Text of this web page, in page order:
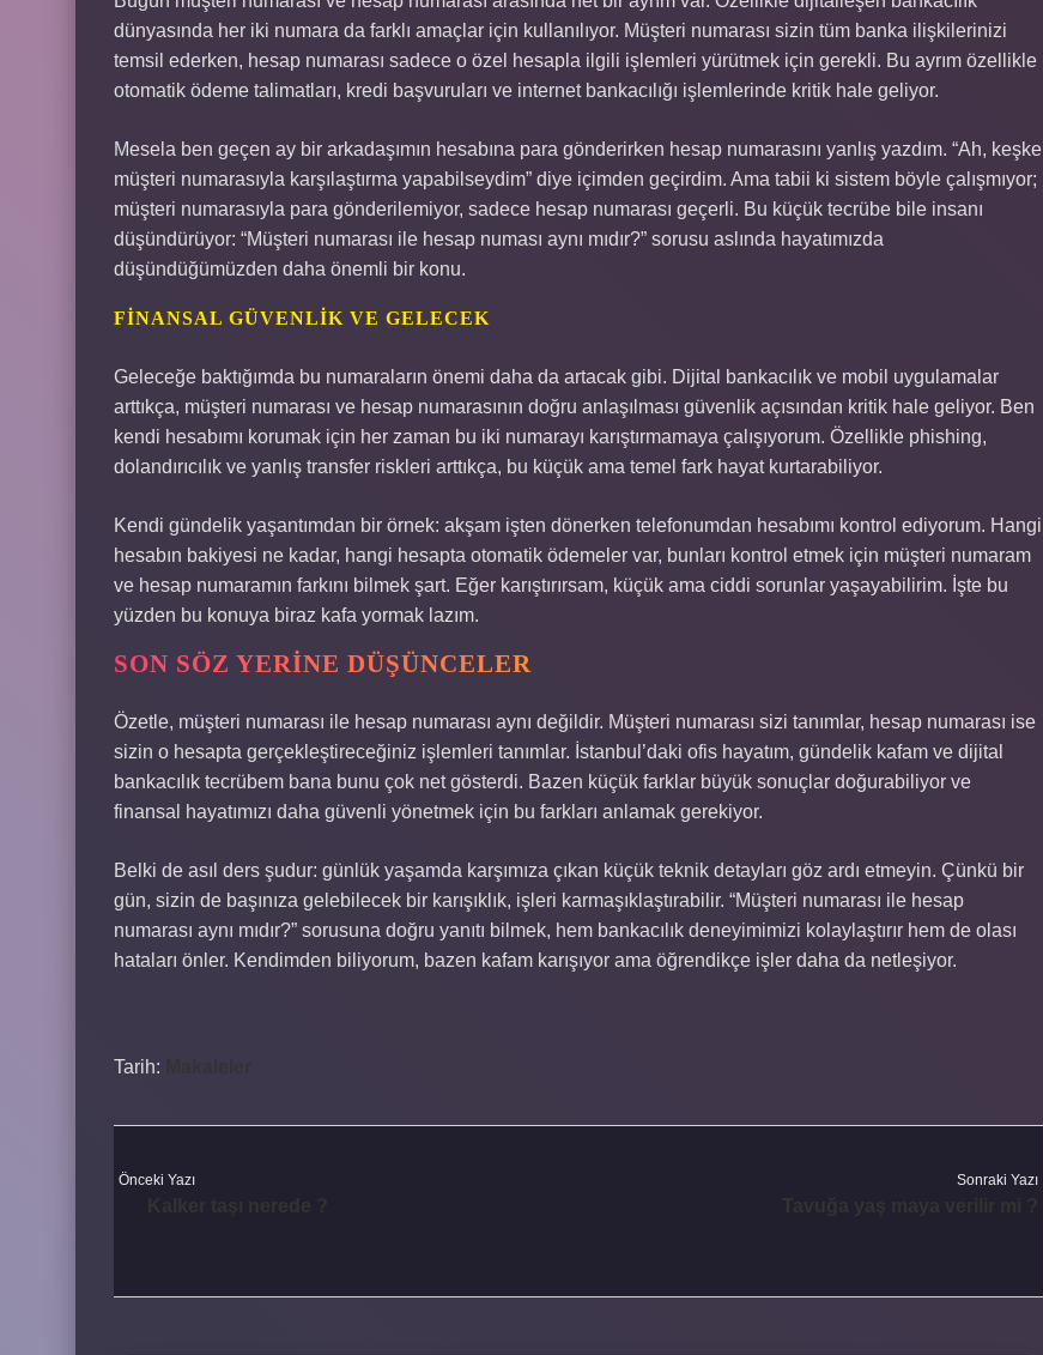
dünyasında her iki numara da farklı amaçlar için kullanılıyor. Müşteri numarası sizin tüm banka ilişkilerinizi
temsil ederken, hesap numarası sadece o özel hesapla ilgili işlemleri yürütmek için gerekli. Bu ayrım özellikle
otomatik ödeme talimatları, kredi başvuruları ve internet bankacılığı işlemlerinde kritik hale geliyor.
Mesela ben geçen ay bir arkadaşımın hesabına para gönderirken hesap numarasını yanlış yazdım. “Ah, keşke
müşteri numarasıyla karşılaştırma yapabilseydim” diye içimden geçirdim. Ama tabii ki sistem böyle çalışmıyor;
müşteri numarasıyla para gönderilemiyor, sadece hesap numarası geçerli. Bu küçük tecrübe bile insanı
düşündürüyor: “Müşteri numarası ile hesap numası aynı mıdır?” sorusu aslında hayatımızda
düşündüğümüzden daha önemli bir konu.
FINANSAL GÜVENLIK VE GELECEK
Geleceğe baktığımda bu numaraların önemi daha da artacak gibi. Dijital bankacılık ve mobil uygulamalar
arttıkça, müşteri numarası ve hesap numarasının doğru anlaşılması güvenlik açısından kritik hale geliyor. Ben
kendi hesabımı korumak için her zaman bu iki numarayı karıştırmamaya çalışıyorum. Özellikle phishing,
dolandırıcılık ve yanlış transfer riskleri arttıkça, bu küçük ama temel fark hayat kurtarabiliyor.
Kendi gündelik yaşantımdan bir örnek: akşam işten dönerken telefonumdan hesabımı kontrol ediyorum. Hangi
hesabın bakiyesi ne kadar, hangi hesapta otomatik ödemeler var, bunları kontrol etmek için müşteri numaram
ve hesap numaramın farkını bilmek şart. Eğer karıştırırsam, küçük ama ciddi sorunlar yaşayabilirim. İşte bu
yüzden bu konuya biraz kafa yormak lazım.
SON SÖZ YERINE DÜŞÜNCELER
Özetle, müşteri numarası ile hesap numarası aynı değildir. Müşteri numarası sizi tanımlar, hesap numarası ise
sizin o hesapta gerçekleştireceğiniz işlemleri tanımlar. İstanbul’daki ofis hayatım, gündelik kafam ve dijital
bankacılık tecrübem bana bunu çok net gösterdi. Bazen küçük farklar büyük sonuçlar doğurabiliyor ve
finansal hayatımızı daha güvenli yönetmek için bu farkları anlamak gerekiyor.
Belki de asıl ders şudur: günlük yaşamda karşımıza çıkan küçük teknik detayları göz ardı etmeyin. Çünkü bir
gün, sizin de başınıza gelebilecek bir karışıklık, işleri karmaşıklaştırabilir. “Müşteri numarası ile hesap
numarası aynı mıdır?” sorusuna doğru yanıtı bilmek, hem bankacılık deneyimimizi kolaylaştırır hem de olası
hataları önler. Kendimden biliyorum, bazen kafam karışıyor ama öğrendikçe işler daha da netleşiyor.
Tarih: Makaleler
Önceki Yazı Sonraki Yazı